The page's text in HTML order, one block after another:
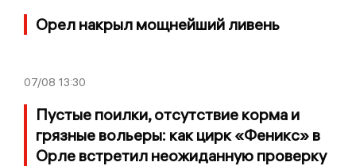
Орел накрыл мощнейший ливень
07/08 13:30
Пустые поилки, отсутствие корма и
грязные вольеры: как цирк «Феникс» в
Орле встретил неожиданную проверку